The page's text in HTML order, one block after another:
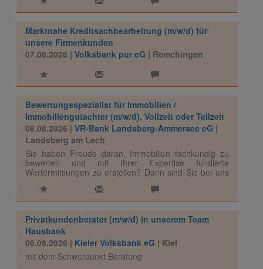
Marktnahe Kreditsachbearbeitung (m/w/d) für
unsere Firmenkunden
07.08.2026 | Volksbank pur eG | Remchingen
Bewertungsspezialist für Immobilien /
Immobiliengutachter (m/w/d), Vollzeit oder Teilzeit
06.08.2026 | VR-Bank Landsberg-Ammersee eG |
Landsberg am Lech
Sie haben Freude daran, Immobilien fachkundig zu
bewerten und mit Ihrer Expertise fundierte
Wertermittlungen zu erstellen? Dann sind Sie bei uns
Privatkundenberater (m/w/d) in unserem Team
Hausbank
06.08.2026 | Kieler Volksbank eG | Kiel
mit dem Schwerpunkt Beratung